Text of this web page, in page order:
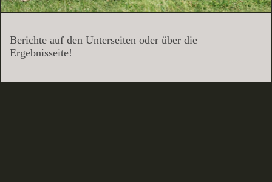
Berichte auf den Unterseiten oder über die
Ergebnisseite!